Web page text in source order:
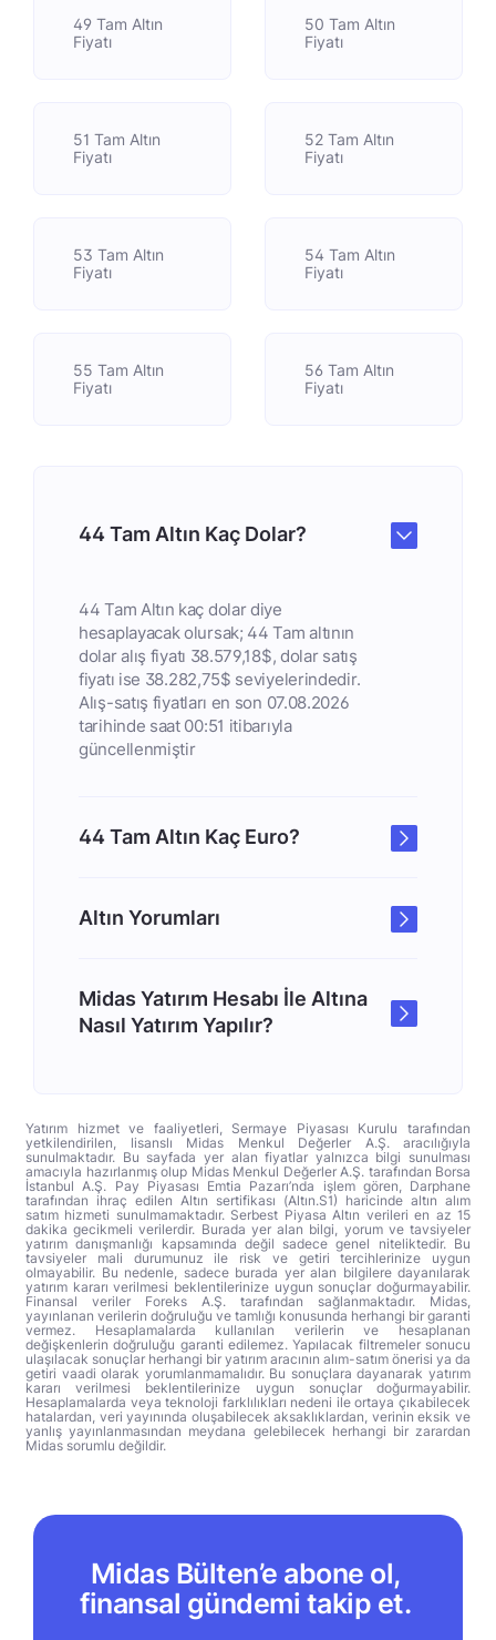
49 Tam Altın
Fiyatı
50 Tam Altın
Fiyatı
51 Tam Altın
Fiyatı
52 Tam Altın
Fiyatı
53 Tam Altın
Fiyatı
54 Tam Altın
Fiyatı
55 Tam Altın
Fiyatı
56 Tam Altın
Fiyatı
44 Tam Altın Kaç Dolar?
44 Tam Altın kaç dolar diye
hesaplayacak olursak; 44 Tam altının
dolar alış fiyatı 38.579,18$, dolar satış
fiyatı ise 38.282,75$ seviyelerindedir.
Alış-satış fiyatları en son 07.08.2026
tarihinde saat 00:51 itibarıyla
güncellenmiştir
44 Tam Altın Kaç Euro?
Altın Yorumları
Midas Yatırım Hesabı İle Altına
Nasıl Yatırım Yapılır?
Yatırım hizmet ve faaliyetleri, Sermaye Piyasası Kurulu tarafından
yetkilendirilen, lisanslı Midas Menkul Değerler A.Ş. aracılığıyla
sunulmaktadır. Bu sayfada yer alan fiyatlar yalnızca bilgi sunulması
amacıyla hazırlanmış olup Midas Menkul Değerler A.Ş. tarafından Borsa
İstanbul A.Ş. Pay Piyasası Emtia Pazarı’nda işlem gören, Darphane
tarafından ihraç edilen Altın sertifikası (Altın.S1) haricinde altın alım
satım hizmeti sunulmamaktadır. Serbest Piyasa Altın verileri en az 15
dakika gecikmeli verilerdir. Burada yer alan bilgi, yorum ve tavsiyeler
yatırım danışmanlığı kapsamında değil sadece genel niteliktedir. Bu
tavsiyeler mali durumunuz ile risk ve getiri tercihlerinize uygun
olmayabilir. Bu nedenle, sadece burada yer alan bilgilere dayanılarak
yatırım kararı verilmesi beklentilerinize uygun sonuçlar doğurmayabilir.
Finansal veriler Foreks A.Ş. tarafından sağlanmaktadır. Midas,
yayınlanan verilerin doğruluğu ve tamlığı konusunda herhangi bir garanti
vermez. Hesaplamalarda kullanılan verilerin ve hesaplanan
değişkenlerin doğruluğu garanti edilemez. Yapılacak filtremeler sonucu
ulaşılacak sonuçlar herhangi bir yatırım aracının alım-satım önerisi ya da
getiri vaadi olarak yorumlanmamalıdır. Bu sonuçlara dayanarak yatırım
kararı verilmesi beklentilerinize uygun sonuçlar doğurmayabilir.
Hesaplamalarda veya teknoloji farklılıkları nedeni ile ortaya çıkabilecek
hatalardan, veri yayınında oluşabilecek aksaklıklardan, verinin eksik ve
yanlış yayınlanmasından meydana gelebilecek herhangi bir zarardan
Midas sorumlu değildir.
Midas Bülten’e abone ol,
finansal gündemi takip et.